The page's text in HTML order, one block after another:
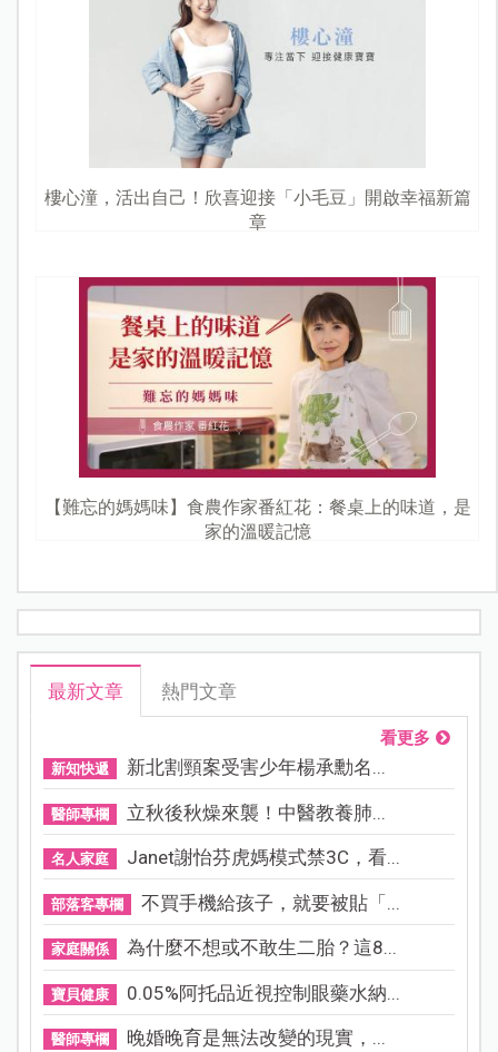
樓心潼，活出自己！欣喜迎接「小毛豆」開啟幸福新篇
章
【難忘的媽媽味】食農作家番紅花：餐桌上的味道，是
家的溫暖記憶
最新文章 熱門文章
看更多
新知快遞 新北割頸案受害少年楊承勳名...
醫師專欄 立秋後秋燥來襲！中醫教養肺...
名人家庭 Janet謝怡芬虎媽模式禁3C，看...
部落客專欄 不買手機給孩子，就要被貼「...
家庭關係 為什麼不想或不敢生二胎？這8...
寶貝健康 0.05%阿托品近視控制眼藥水納...
醫師專欄 晚婚晚育是無法改變的現實，...